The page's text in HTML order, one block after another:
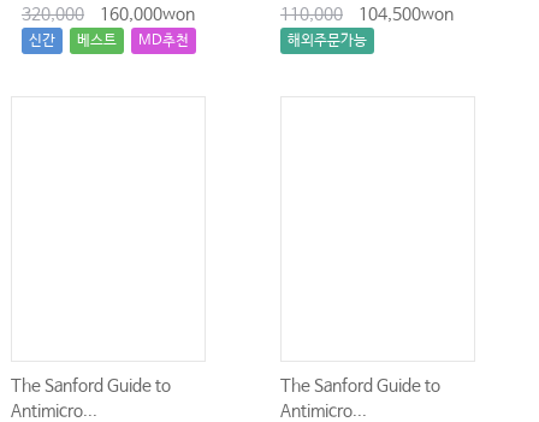
320,000
160,000won
신간 베스트 MD추천
110,000
104,500won
해외주문가능
The Sanford Guide to
Antimicro...
The Sanford Guide to
Antimicro...